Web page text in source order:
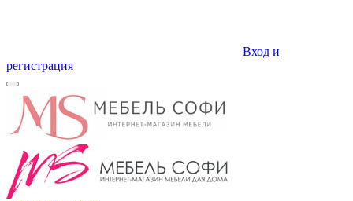
Вход и
регистрация